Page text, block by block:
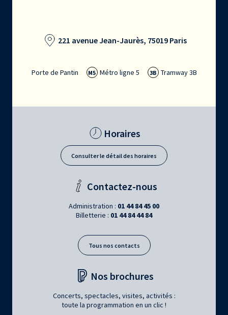
221 avenue Jean-Jaurès, 75019 Paris
Porte de Pantin M5 Métro ligne 5 3B Tramway 3B
Horaires
Consulter le détail des horaires
Contactez-nous
Administration : 01 44 84 45 00
Billetterie : 01 44 84 44 84
Tous nos contacts
Nos brochures
Concerts, spectacles, visites, activités :
toute la programmation en un clic !